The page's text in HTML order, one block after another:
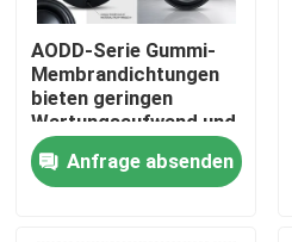
AODD-Serie Gummi-
Membrandichtungen
bieten geringen
Wartungsaufwand und
gleichbleibende
Toleranzen von ±0,02
mm für
Anfrage absenden